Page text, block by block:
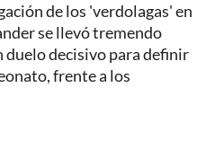
de los 'verdolagas' en
se llevó tremendo
duelo decisivo para definir
frente a los